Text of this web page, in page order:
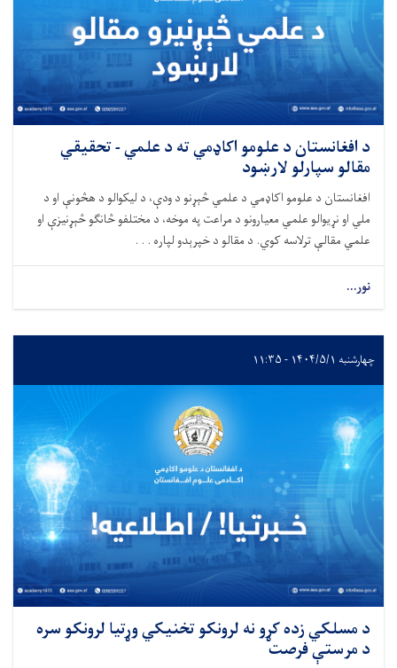
د افغانستان د علومو اکاډمي ته د علمي - تحقیقي
مقالو سپارلو لارښود
افغانستان د علومو اکاډمي د علمي څېړنو د ودې، د لیکوالو د هڅونې او د
ملي او نړیوالو علمي معیارونو د مراعت په موخه، د مختلفو څانګو څېړنیزې او
علمي مقالې ترلاسه کوي. د مقالو د خپرېدو لپاره . . .
نور...
چهارشنبه ۱۴۰۴/۵/۱ - ۱۱:۳۵
د مسلکي زده کړو نه لرونکو تخنیکي وړتیا لرونکو سره
د مرستې فرصت